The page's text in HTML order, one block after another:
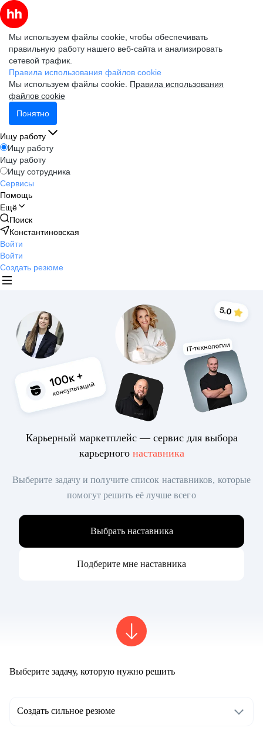
Мы используем файлы cookie, чтобы обеспечивать
правильную работу нашего веб-сайта и анализировать
сетевой трафик.
Правила использования файлов cookie
Мы используем файлы cookie. Правила использования
файлов cookie
Понятно
Ищу работу
Ищу работу
Ищу работу
Ищу сотрудника
Сервисы
Помощь
Ещё
Поиск
Константиновская
Войти
Войти
Создать резюме
Карьерный маркетплейс — сервис для выбора
карьерного наставника
Выберите задачу и получите список наставников, которые
помогут решить её лучше всего
Выбрать наставника
Подберите мне наставника
Выберите задачу, которую нужно решить
Создать сильное резюме